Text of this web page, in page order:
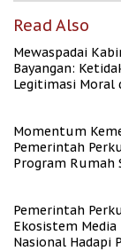
Read Also
Mewaspadai
Bayangan:
Legitimasi Moral
Momentum
Pemerintah
Program Rumah
Pemerintah
Ekosistem
Nasional Hadapi